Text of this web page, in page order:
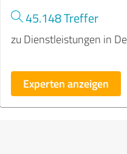
45.148 Treffer
zu Dienstleistungen in
Experten anzeigen